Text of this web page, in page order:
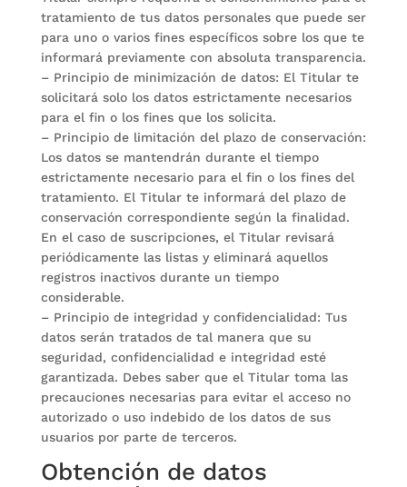
tratamiento de tus datos personales que puede ser
para uno o varios fines específicos sobre los que te
informará previamente con absoluta transparencia.
– Principio de minimización de datos: El Titular te
solicitará solo los datos estrictamente necesarios
para el fin o los fines que los solicita.
– Principio de limitación del plazo de conservación:
Los datos se mantendrán durante el tiempo
estrictamente necesario para el fin o los fines del
tratamiento. El Titular te informará del plazo de
conservación correspondiente según la finalidad.
En el caso de suscripciones, el Titular revisará
periódicamente las listas y eliminará aquellos
registros inactivos durante un tiempo
considerable.
– Principio de integridad y confidencialidad: Tus
datos serán tratados de tal manera que su
seguridad, confidencialidad e integridad esté
garantizada. Debes saber que el Titular toma las
precauciones necesarias para evitar el acceso no
autorizado o uso indebido de los datos de sus
usuarios por parte de terceros.
Obtención de datos